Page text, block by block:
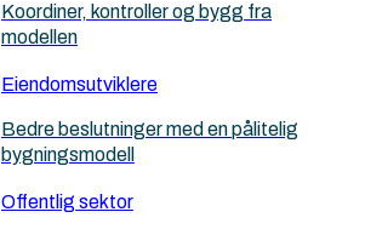
Koordiner, kontroller og bygg fra
modellen
Eiendomsutviklere
Bedre beslutninger med en pålitelig
bygningsmodell
Offentlig sektor